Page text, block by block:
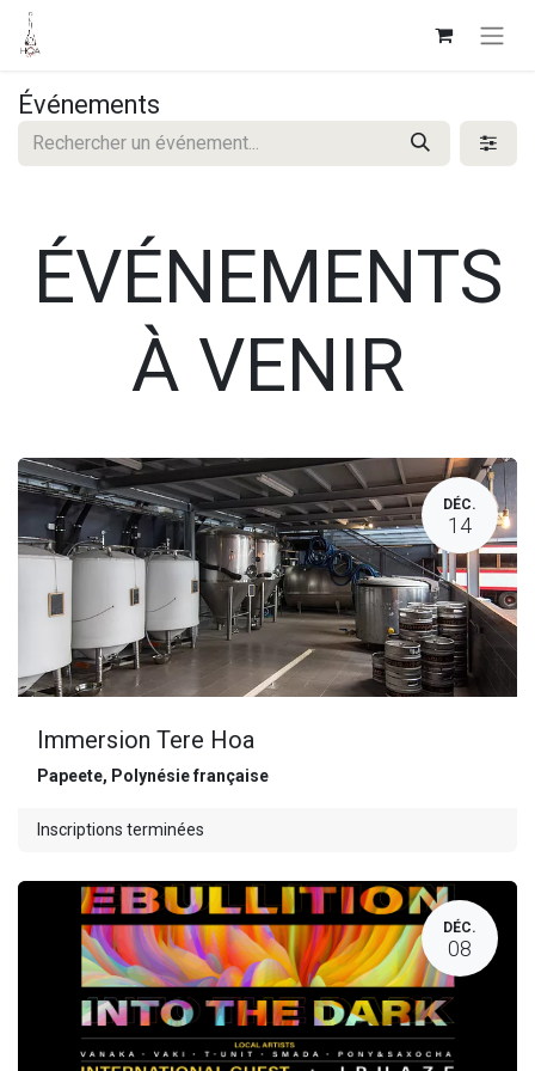
Événements
ÉVÉNEMENTS
À VENIR
DÉC.
14
Immersion Tere Hoa
Papeete, Polynésie française
Inscriptions terminées
DÉC.
08